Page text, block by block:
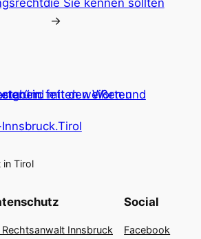
die Sie kennen sollten
→
in Tirol
Rechtsanwalt Innsbruck
Social
Facebook